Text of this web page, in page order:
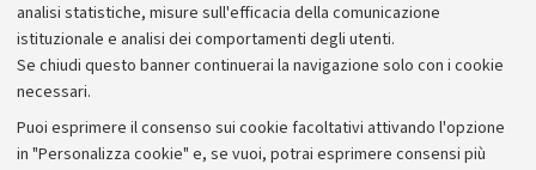
analisi statistiche, misure sull'efficacia della comunicazione
istituzionale e analisi dei comportamenti degli utenti.
Se chiudi questo banner continuerai la navigazione solo con i cookie
necessari.
Puoi esprimere il consenso sui cookie facoltativi attivando l'opzione
in "Personalizza cookie" e, se vuoi, potrai esprimere consensi più
Archivio
Comunicati stampa